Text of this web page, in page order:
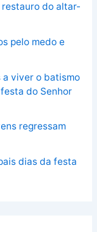
do altar-
pelo medo e
a viver o batismo
do Senhor
regressam
dias da festa